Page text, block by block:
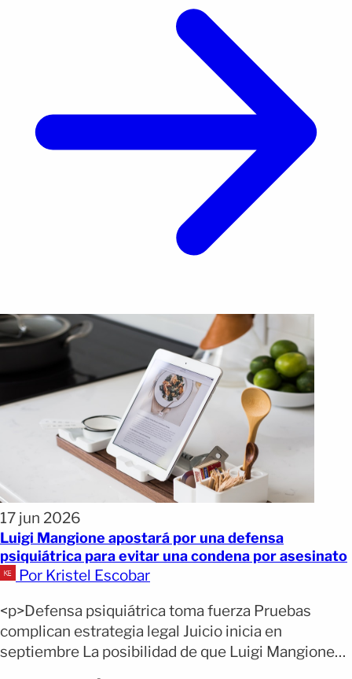
17 jun 2026
Luigi Mangione apostará por una defensa
psiquiátrica para evitar una condena por asesinato
Por Kristel Escobar
<p>Defensa psiquiátrica toma fuerza Pruebas
complican estrategia legal Juicio inicia en
septiembre La posibilidad de que Luigi Mangione